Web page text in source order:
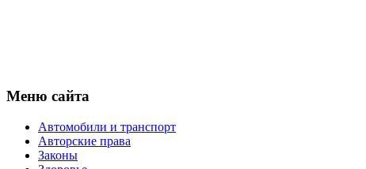
Меню сайта
Автомобили и транспорт
Авторские права
Законы